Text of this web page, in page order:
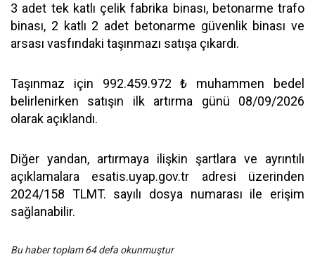
3 adet tek katlı çelik fabrika binası, betonarme trafo
binası, 2 katlı 2 adet betonarme güvenlik binası ve
arsası vasfındaki taşınmazı satışa çıkardı.
Taşınmaz için 992.459.972 ₺ muhammen bedel
belirlenirken satışın ilk artırma günü 08/09/2026
olarak açıklandı.
Diğer yandan, artırmaya ilişkin şartlara ve ayrıntılı
açıklamalara esatis.uyap.gov.tr adresi üzerinden
2024/158 TLMT. sayılı dosya numarası ile erişim
sağlanabilir.
Bu haber toplam 64 defa okunmuştur